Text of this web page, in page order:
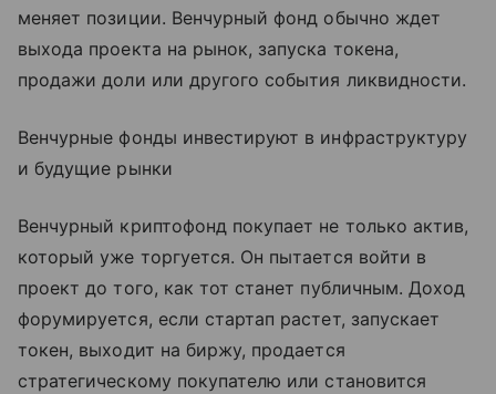
меняет позиции. Венчурный фонд обычно ждет
выхода проекта на рынок, запуска токена,
продажи доли или другого события ликвидности.
Венчурные фонды инвестируют в инфраструктуру
и будущие рынки
Венчурный криптофонд покупает не только актив,
который уже торгуется. Он пытается войти в
проект до того, как тот станет публичным. Доход
форумируется, если стартап растет, запускает
токен, выходит на биржу, продается
стратегическому покупателю или становится